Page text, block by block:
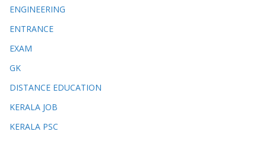
ENGINEERING
ENTRANCE
EXAM
GK
DISTANCE EDUCATION
KERALA JOB
KERALA PSC